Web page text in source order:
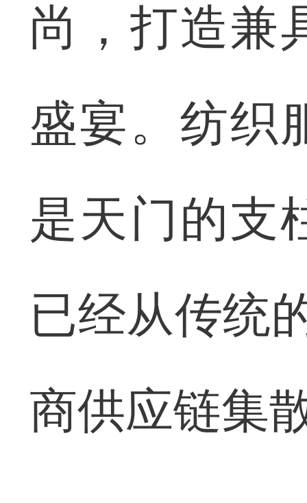
尚，打造兼
盛宴。纺织
是天门的支
已经从传统
商供应链集